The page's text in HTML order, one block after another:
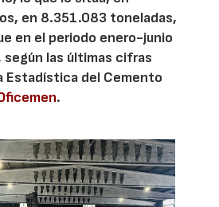
en 8.351.083 toneladas,
en el periodo enero-junio
según las últimas cifras
Estadística del Cemento
.